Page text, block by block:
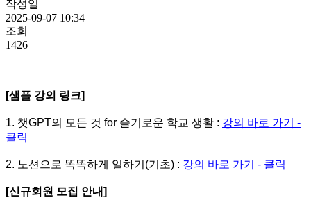
작성일
2025-09-07 10:34
조회
1426
[샘플 강의 링크]
1. 챗GPT의 모든 것 for 슬기로운 학교 생활 : 강의 바로 가기 -
클릭
2. 노션으로 똑똑하게 일하기(기초) : 강의 바로 가기 - 클릭
[신규회원 모집 안내]